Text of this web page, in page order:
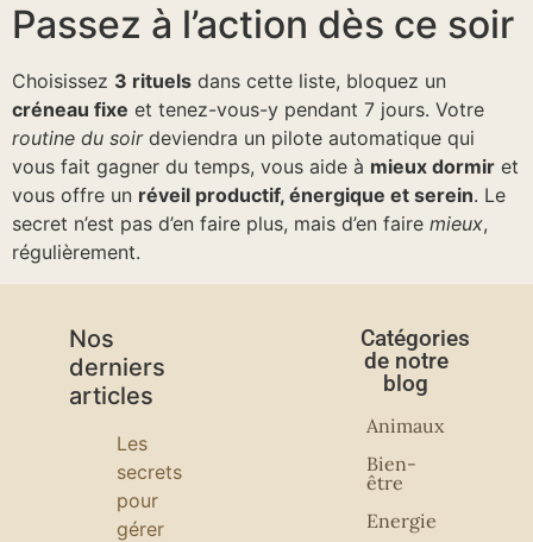
Passez à l’action dès ce soir
Choisissez 3 rituels dans cette liste, bloquez un
créneau fixe et tenez-vous-y pendant 7 jours. Votre
routine du soirdeviendra un pilote automatique qui
vous fait gagner du temps, vous aide à mieux dormir et
vous offre un réveil productif, énergique et serein. Le
secret n’est pas d’en faire plus, mais d’en faire mieux,
régulièrement.
Nos
derniers
articles
Les
secrets
pour
gérer
Catégories
de notre
blog
Animaux
Bien-
être
Energie